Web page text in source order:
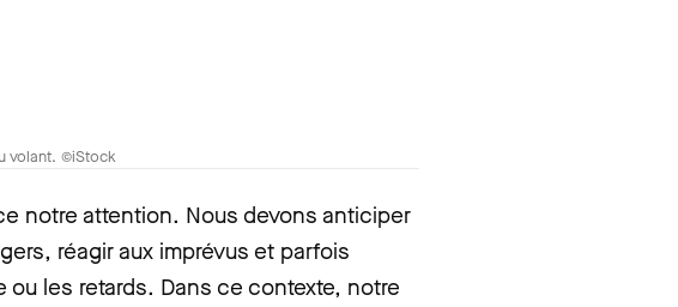
volant. ©iStock
notre attention. Nous devons anticiper
réagir aux imprévus et parfois
ou les retards. Dans ce contexte, notre